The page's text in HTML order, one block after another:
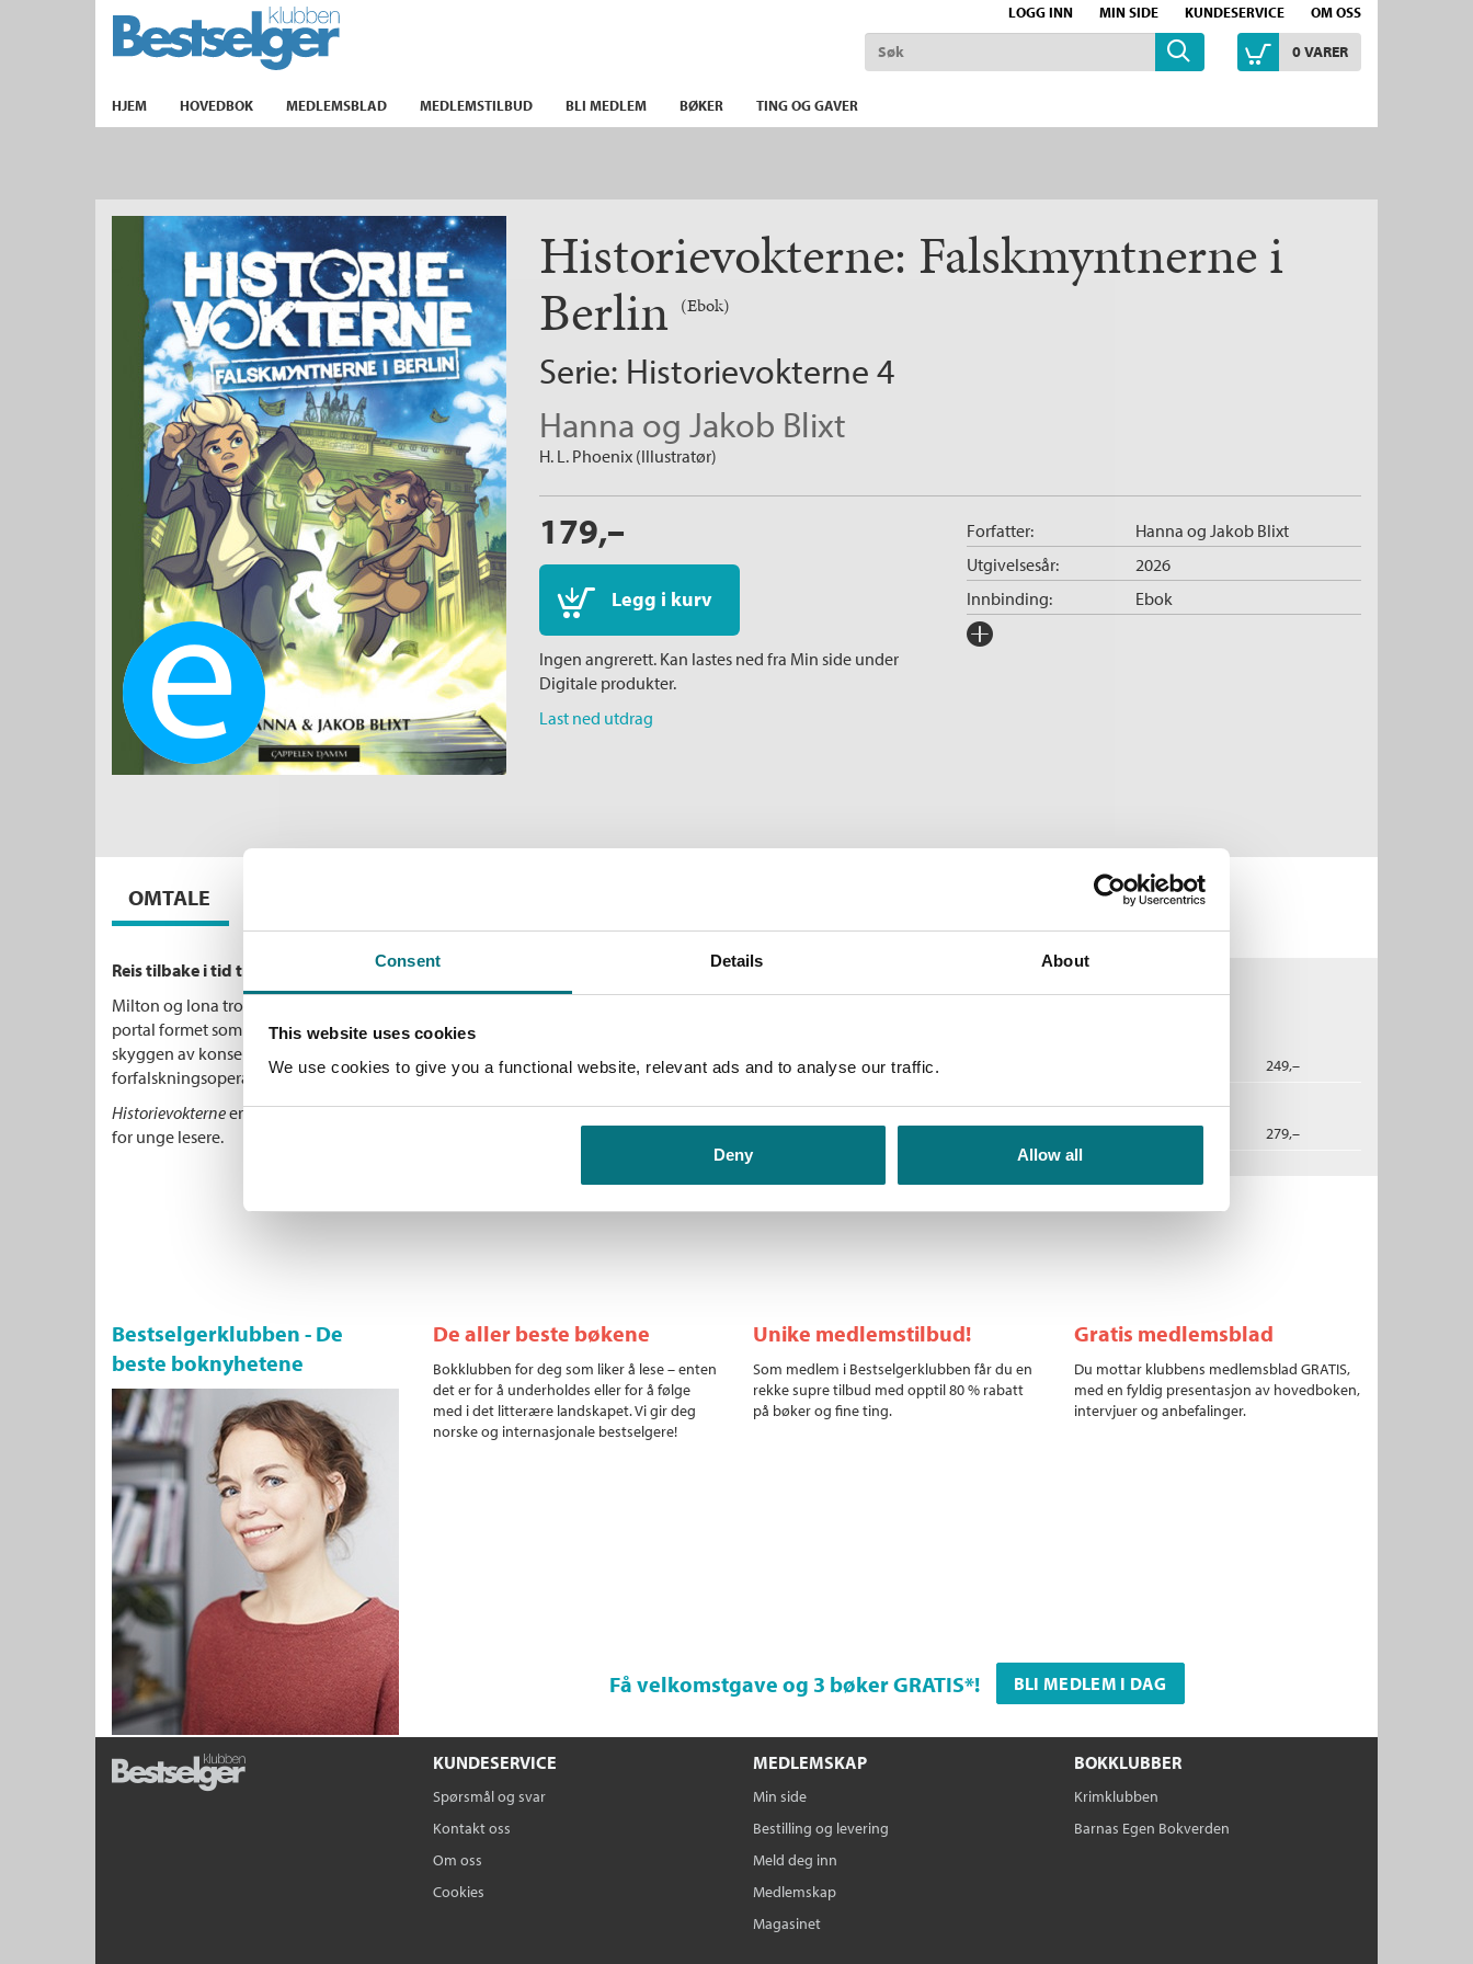
Consent Details About
This website uses cookies
We use cookies to give you a functional website, relevant ads and to analyse our traffic.
Deny Allow all
LOGG INN MIN SIDE KUNDESERVICE OM OSS
TIL FORSIDEN
0VARER
HJEM HOVEDBOK MEDLEMSBLAD MEDLEMSTILBUD BLI MEDLEM BØKER TING OG GAVER
Ebok
Historievokterne: Falskmyntnerne i
Berlin (Ebok)
Serie: Historievokterne 4
Hanna og Jakob Blixt
H. L. Phoenix (Illustratør)
179,–
Legg i kurv
Ingen angrerett. Kan lastes ned fra Min side under
Digitale produkter.
Last ned utdrag
Forfatter: Hanna og Jakob Blixt
Innbinding: Ebok
Utgivelsesår: 2026
EPUB3 Fast sidevisning
Forlag:
Falskmyntarna i Berlin
Serie:
Historievokterne
Serienummer:
OMTALE
Reis tilbake i tid til 2. verdenskrig
Milton og Iona trodde tidsreisene var over, men når en mystisk gruppe åpner en
portal formet som en føniks, kastes de tilbake til Berlin under andre verdenskrig. I
skyggen av konsentrasjonsleiren Sachsenhausen avdekkes den enorme
forfalskningsoperasjonen Operasjon Bernhard – og liv står på spill.
Historievokterneer en fartsfylt, lærerik og spennende serie som gjør historie levende
for unge lesere.
Andre utgaver
Bokmål Innbundet 249,–
Nedlastbar lydbok 2026 279,–
Bestselgerklubben - De
beste boknyhetene
De aller beste bøkene
Bokklubben for deg som liker å lese – enten
det er for å underholdes eller for å følge
med i det litterære landskapet. Vi gir deg
norske og internasjonale bestselgere!
Unike medlemstilbud!
Som medlem i Bestselgerklubben får du en
rekke supre tilbud med opptil 80 % rabatt
på bøker og fine ting.
Gratis medlemsblad
Du mottar klubbens medlemsblad GRATIS,
med en fyldig presentasjon av hovedboken,
intervjuer og anbefalinger.
Få velkomstgave og 3 bøker GRATIS*! BLI MEDLEM I DAG
KUNDESERVICE
Spørsmål og svar
Kontakt oss
Om oss
Cookies
MEDLEMSKAP
Min side
Bestilling og levering
Meld deg inn
Medlemskap
Magasinet
BOKKLUBBER
Krimklubben
Barnas Egen Bokverden